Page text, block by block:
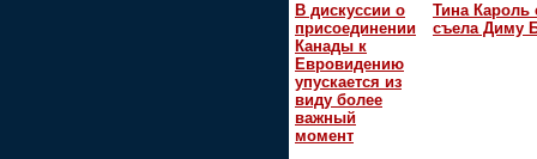
В дискуссии о
присоединении
Канады к
Евровидению
упускается из
виду более
важный
момент
Тина Кароль
съела Диму